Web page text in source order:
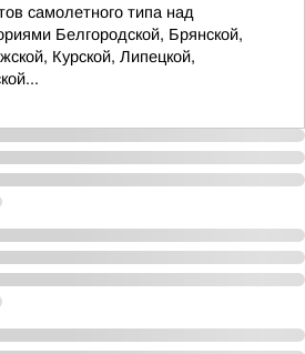
самолетного типа над
Белгородской, Брянской,
Курской, Липецкой,